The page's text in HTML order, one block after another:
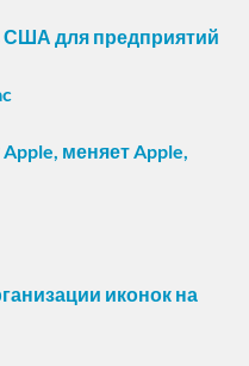
США для предприятий
меняет Apple,
иконок на